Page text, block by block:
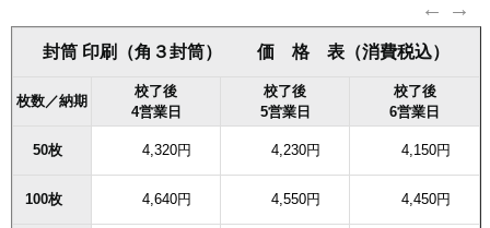
封筒 印刷（角３封筒） 価 格 表（消費税込）
枚数／納期
校了後
4営業日
校了後
5営業日
校了後
6営業日
50枚 4,320円 4,230円 4,150円
100枚 4,640円 4,550円 4,450円